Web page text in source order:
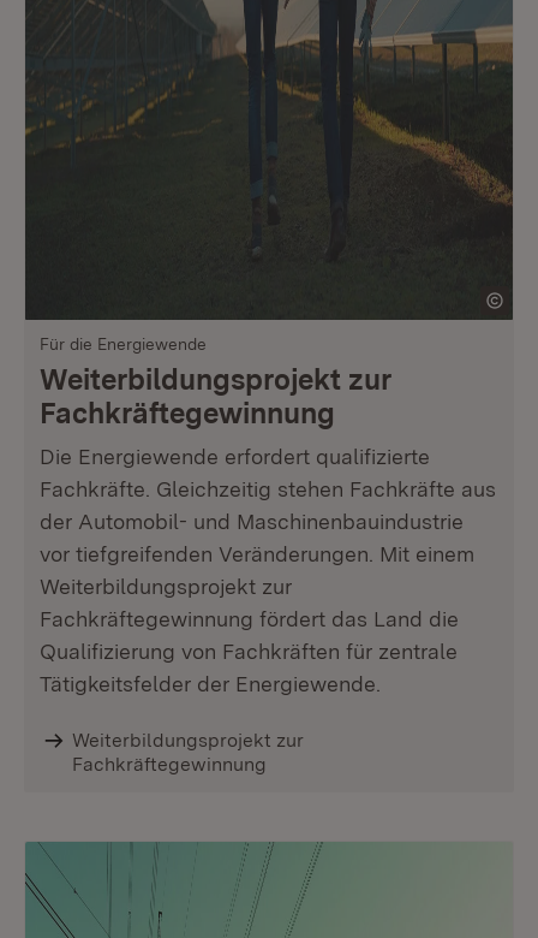
Für die Energiewende
Weiterbildungsprojekt zur
Fachkräftegewinnung
Die Energiewende erfordert qualifizierte
Fachkräfte. Gleichzeitig stehen Fachkräfte aus
der Automobil- und Maschinenbauindustrie
vor tiefgreifenden Veränderungen. Mit einem
Weiterbildungsprojekt zur
Fachkräftegewinnung fördert das Land die
Qualifizierung von Fachkräften für zentrale
Tätigkeitsfelder der Energiewende.
Weiterbildungsprojekt zur
Fachkräftegewinnung